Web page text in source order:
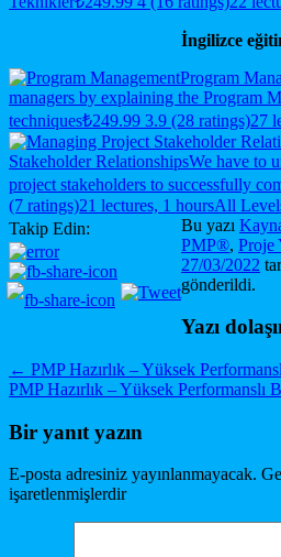
İngilizce
Program
managers by explaining the Program
techniques₺249.99 3.9 (28 ratings)27
Stakeholder RelationshipsWe have to
project stakeholders to successfully
(7 ratings)21 lectures, 1 hoursAll
Takip Edin:
Bu yazı
PMP®, Proje
27/03/2022
gönderildi.
Yazı
← PMP Hazırlık – Yüksek
PMP Hazırlık – Yüksek Performanslı
Bir yanıt yazın
E-posta adresiniz yayınlanmayacak.
işaretlenmişlerdir